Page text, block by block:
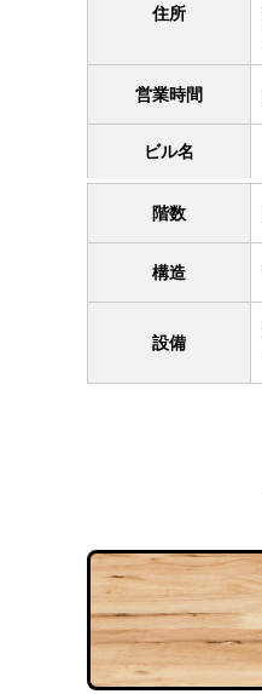
住所
営業時間
ビル名
階数
構造
設備